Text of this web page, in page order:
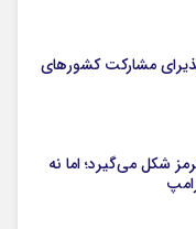
پذیرای مشارکت کشورهای
شکل می‌گیرد؛ اما نه